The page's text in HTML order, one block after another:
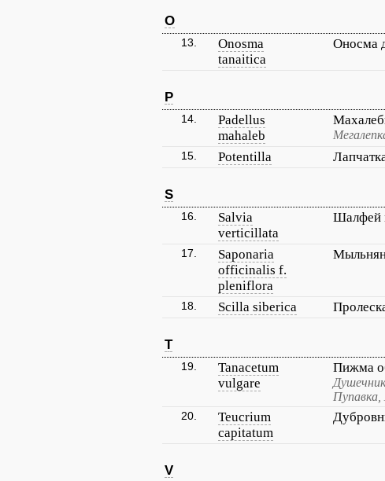
O
13.
Onosma
tanaitica
Оносма
P
14.
Padellus
mahaleb
15. Potentilla
S
16.
Salvia
verticillata
Шалфей
17.
Saponaria
officinalis f.
pleniflora
18. Scilla siberica
T
19.
Tanacetum
vulgare
Пижма
20.
Teucrium
capitatum
V